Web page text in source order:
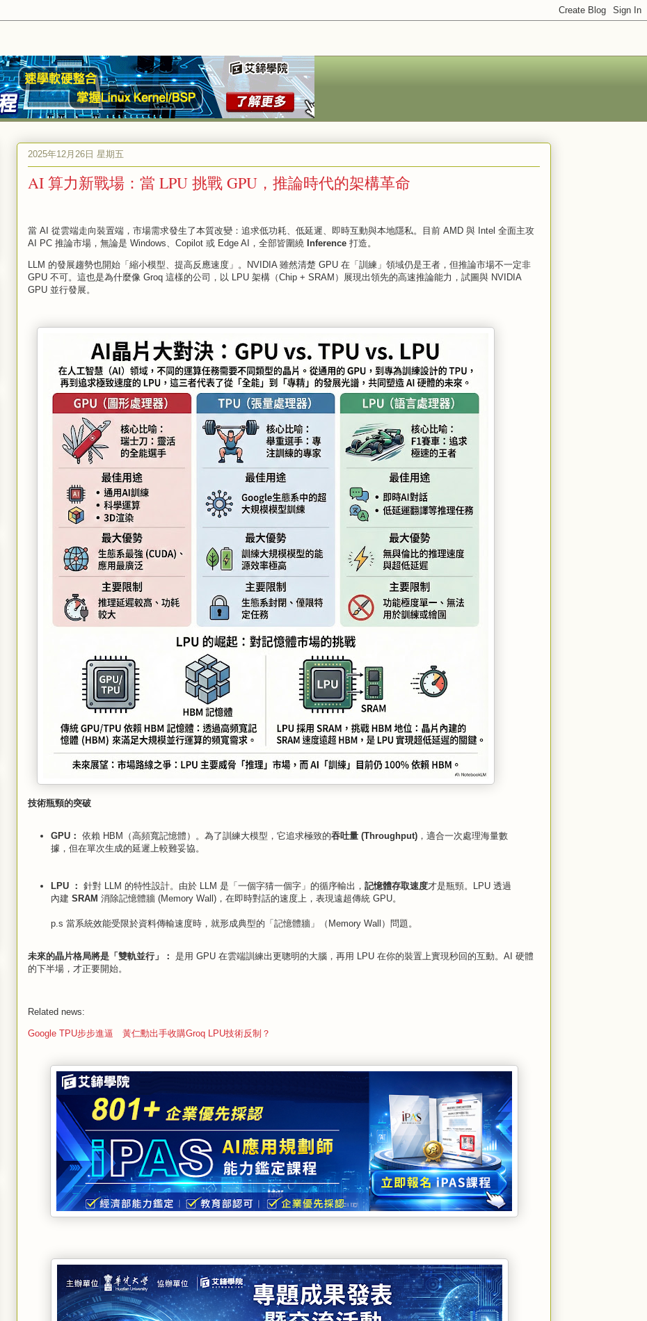
2025年12月26日 星期五
AI 算力新戰場：當 LPU 挑戰 GPU，推論時代的架構革命
當 AI 從雲端走向裝置端，市場需求發生了本質改變：追求低功耗、低延遲、即時互動與本地隱私。目前 AMD 與 Intel 全面主攻
AI PC 推論市場，無論是 Windows、Copilot 或 Edge AI，全部皆圍繞 Inference 打造。
LLM 的發展趨勢也開始「縮小模型、提高反應速度」。NVIDIA 雖然清楚 GPU 在「訓練」領域仍是王者，但推論市場不一定非
GPU 不可。這也是為什麼像 Groq 這樣的公司，以 LPU 架構（Chip + SRAM）展現出領先的高速推論能力，試圖與 NVIDIA
GPU 並行發展。
技術瓶頸的突破
GPU： 依賴 HBM（高頻寬記憶體）。為了訓練大模型，它追求極致的吞吐量 (Throughput)，適合一次處理海量數
據，但在單次生成的延遲上較難妥協。
LPU ： 針對 LLM 的特性設計。由於 LLM 是「一個字猜一個字」的循序輸出， 記憶體存取速度才是瓶頸。LPU 透過
內建 SRAM 消除記憶體牆 (Memory Wall)，在即時對話的速度上，表現遠超傳統 GPU。
p.s 當系統效能受限於資料傳輸速度時，就形成典型的「記憶體牆」（Memory Wall）問題。
未來的晶片格局將是「雙軌並行」： 是用 GPU 在雲端訓練出更聰明的大腦，再用 LPU 在你的裝置上實現秒回的互動。AI 硬體
的下半場，才正要開始。
Related news:
Google TPU步步進逼 黃仁勳出手收購Groq LPU技術反制？